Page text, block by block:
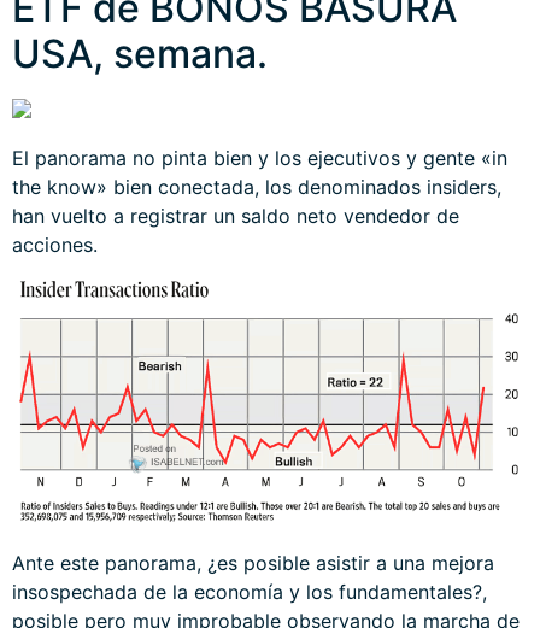
USA, semana.
El panorama no pinta bien y los ejecutivos y gente «in
the know» bien conectada, los denominados insiders,
han vuelto a registrar un saldo neto vendedor de
acciones.
Ante este panorama, ¿es posible asistir a una mejora
insospechada de la economía y los fundamentales?,
posible pero muy improbable observando la marcha de